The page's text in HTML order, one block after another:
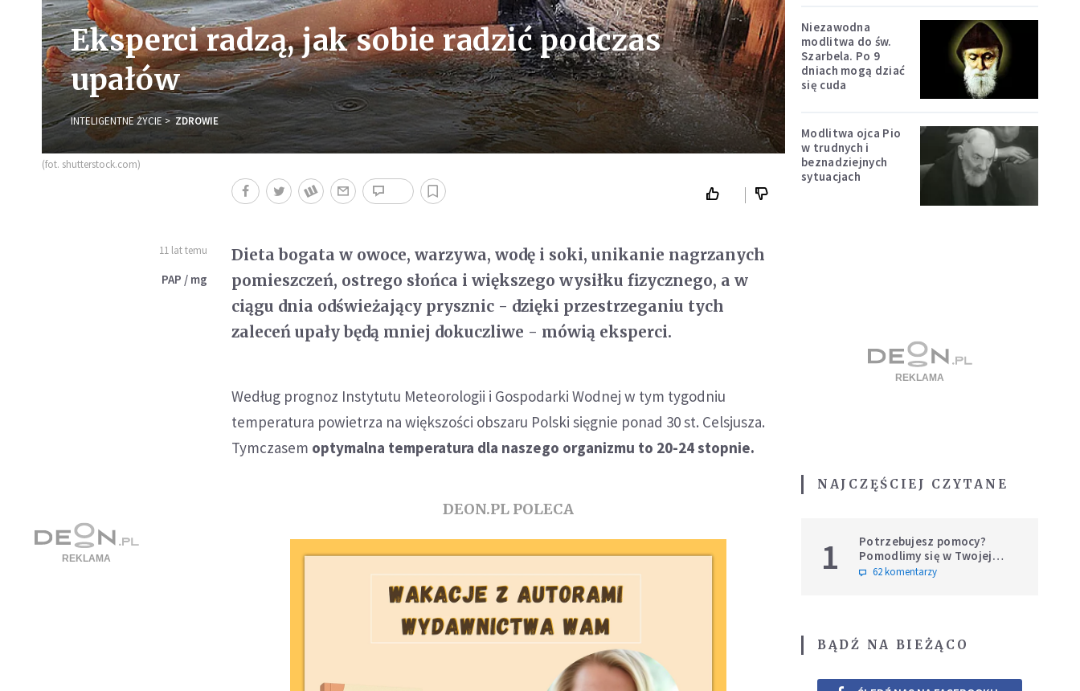
Eksperci radzą, jak sobie radzić podczas
upałów
INTELIGENTNE ŻYCIE ZDROWIE
(fot. shutterstock.com)
11 lat temu
PAP / mg
Dieta bogata w owoce, warzywa, wodę i soki, unikanie nagrzanych
pomieszczeń, ostrego słońca i większego wysiłku fizycznego, a w
ciągu dnia odświeżający prysznic - dzięki przestrzeganiu tych
zaleceń upały będą mniej dokuczliwe - mówią eksperci.
Według prognoz Instytutu Meteorologii i Gospodarki Wodnej w tym tygodniu
temperatura powietrza na większości obszaru Polski sięgnie ponad 30 st. Celsjusza.
Tymczasem optymalna temperatura dla naszego organizmu to 20-24 stopnie.
DEON.PL POLECA
Niezawodna
modlitwa do św.
Szarbela. Po 9
dniach mogą dziać
się cuda
Modlitwa ojca Pio
w trudnych i
beznadziejnych
sytuacjach
NAJCZĘŚCIEJ CZYTANE
1
Potrzebujesz pomocy?
Pomodlimy się w Twojej
intencji
62 komentarzy
BĄDŹ NA BIEŻĄCO